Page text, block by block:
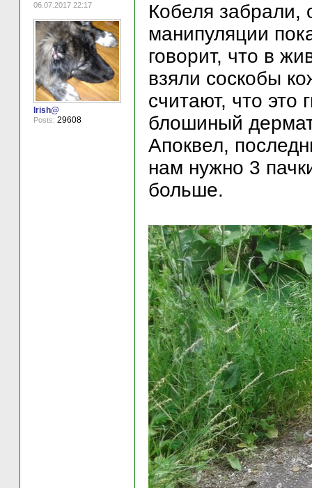
06.07.2017 22:17
Irish@
Posts: 29608
Кобеля забрали,
манипуляции
говорит, что в
взяли соскобы
считают, что это
блошиный
Апоквел,
нам нужно 3
больше.